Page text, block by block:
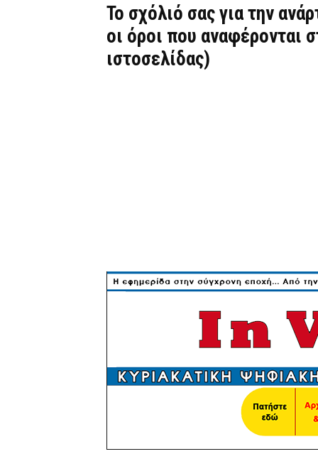
Το σχόλιό σας για την
οι όροι που αναφέρονται
ιστοσελίδας)